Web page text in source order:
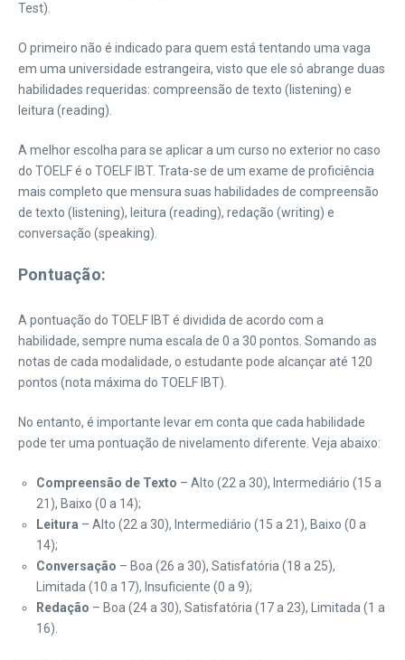
Test).
O primeiro não é indicado para quem está tentando uma vaga
em uma universidade estrangeira, visto que ele só abrange duas
habilidades requeridas: compreensão de texto (listening) e
leitura (reading).
A melhor escolha para se aplicar a um curso no exterior no caso
do TOELF é o TOELF IBT. Trata-se de um exame de proficiência
mais completo que mensura suas habilidades de compreensão
de texto (listening), leitura (reading), redação (writing) e
conversação (speaking).
Pontuação:
A pontuação do TOELF IBT é dividida de acordo com a
habilidade, sempre numa escala de 0 a 30 pontos. Somando as
notas de cada modalidade, o estudante pode alcançar até 120
pontos (nota máxima do TOELF IBT).
No entanto, é importante levar em conta que cada habilidade
pode ter uma pontuação de nivelamento diferente. Veja abaixo:
Compreensão de Texto – Alto (22 a 30), Intermediário (15 a
21), Baixo (0 a 14);
Leitura – Alto (22 a 30), Intermediário (15 a 21), Baixo (0 a
14);
Conversação – Boa (26 a 30), Satisfatória (18 a 25),
Limitada (10 a 17), Insuficiente (0 a 9);
Redação – Boa (24 a 30), Satisfatória (17 a 23), Limitada (1 a
16).